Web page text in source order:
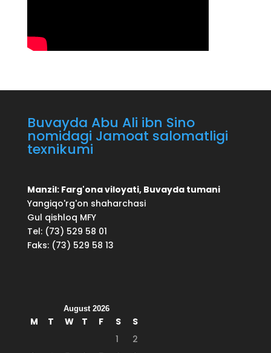
Buvayda Abu Ali ibn Sino
nomidagi Jamoat salomatligi
texnikumi
Manzil: Farg'ona viloyati, Buvayda tumani
Yangiqo'rg'on shaharchasi
Gul qishloq MFY
Tel: (73) 529 58 01
Faks: (73) 529 58 13
August 2026
M T W T F S
S
1
2